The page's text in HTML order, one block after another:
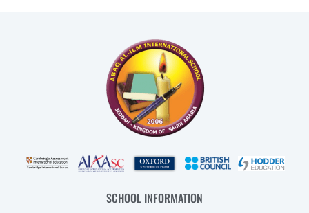
SCHOOL INFORMATION